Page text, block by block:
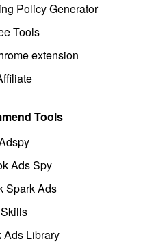
Policy Generator
Tools
extension
Tools
Ads Spy
Spark Ads
Skills
Ads Library